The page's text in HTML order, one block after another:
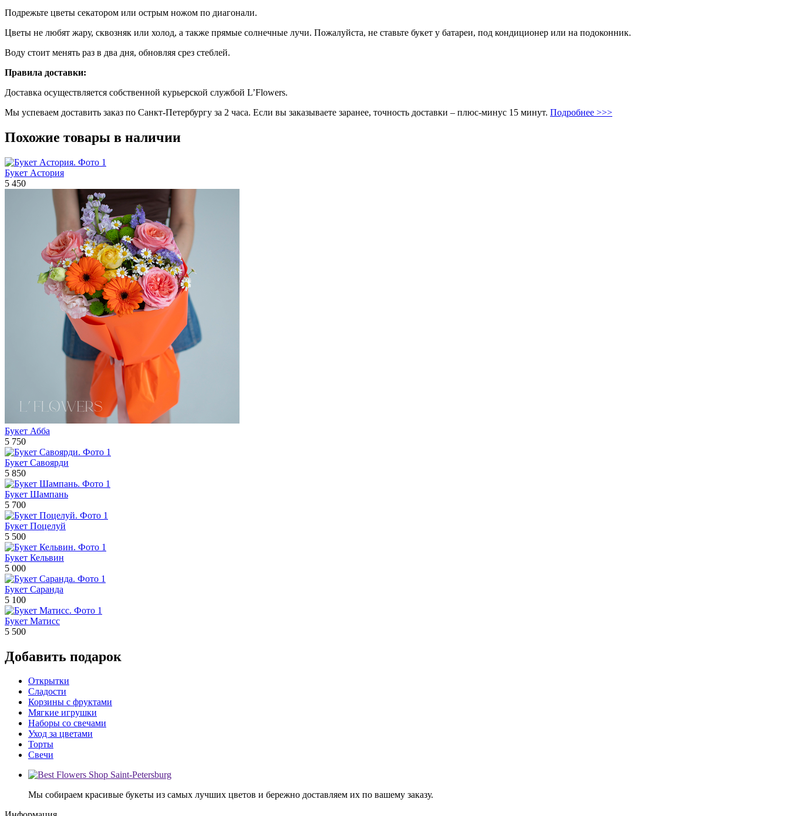
Подрежьте цветы секатором или острым ножом по диагонали.
Цветы не любят жару, сквозняк или холод, а также прямые солнечные лучи. Пожалуйста, не ставьте букет у батареи, под кондиционер или на подоконник.
Воду стоит менять раз в два дня, обновляя срез стеблей.
Правила доставки:
Доставка осуществляется собственной курьерской службой L’Flowers.
Мы успеваем доставить заказ по Санкт-Петербургу за 2 часа. Если вы заказываете заранее, точность доставки – плюс-минус 15 минут. Подробнее >>>
Похожие товары в наличии
Букет Астория
5 450
Букет Абба
5 750
Букет Савоярди
5 850
Букет Шампань
5 700
Букет Поцелуй
5 500
Букет Кельвин
5 000
Букет Саранда
5 100
Букет Матисс
5 500
Добавить подарок
Открытки
Сладости
Корзины с фруктами
Мягкие игрушки
Наборы со свечами
Уход за цветами
Торты
Свечи
Мы собираем красивые букеты из самых лучших цветов и бережно доставляем их по вашему заказу.